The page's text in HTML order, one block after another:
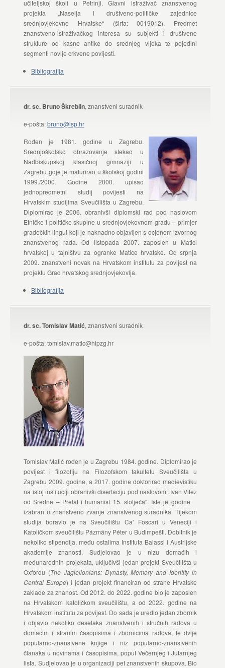
učiteljskoj školi u Petrinji. Glavni istraživač znanstvenog
projekta „Naselja i društveno-političke zajednice
srednjovjekovne Hrvatske“ (širfa: 0019012). Predmet
znanstveno-istraživačkog interesa su subjekti i društvene
strukture od kasne antike do srednjeg vijeka te pojedini
segmenti novije crkvene povijesti.
Bibliografija
dr. sc. Bruno Škreblin, znanstveni suradnik
e-pošta:bruno@isp.hr
Rođen je 1981. godine u Zagrebu.
Srednjoškolsko obrazovanje stekao u
Nadbiskupskoj klasičnoj gimnaziji u
Zagrebu gdje je maturirao u školskoj godini
1999./2000. Godine 2000. upisao
jednopredmetni studij povijesti na
Hrvatskim studijima Sveučilišta u Zagrebu.
Diplomirao je 2006. obranivši diplomski rad pod naslovom
Etničke i političke skupine u srednjovjekovnom gradu – primjer
gradečkih lingui koji je naknadno objavljen s ocjenom izvornog
znanstvenog rada. Od listopada 2007. zaposlen u Matici
hrvatskoj u tajništvu za ogranke Matice hrvatske. Od srpnja
2009. znanstveni novak na Hrvatskom institutu za povijest na
projektu Grad hrvatskog srednjovjekovlja.
Bibliografija
dr. sc. Tomislav Matić, znanstveni suradnik
e-pošta: tomislav.matic@hipzg.hr
Tomislav Matić rođen je u Zagrebu 1984. godine. Diplomirao je
povijest i filozofiju na Filozofskom fakultetu Sveučilišta u
Zagrebu 2009. godine, a 2017. godine doktorirao medievistiku
na istoj instituciji obranivši disertaciju pod naslovom „Ivan Vitez
od Sredne – Prelat i humanist 15. stoljeća“. Iste je godine
izabran u znanstveno zvanje znanstvenog suradnika. Tijekom
studija boravio je na Sveučilištu Ca’ Foscari u Veneciji i
Katoličkom sveučilištu Pázmány Péter u Budimpešti. Dobitnik je
nekoliko stipendija, među ostalima Instituta Balassi i Austrijske
akademije znanosti. Sudjelovao je u nizu domaćih i
međunarodnih projekata, uključivši jedan projekt Sveučilišta u
Oxfordu (The Jagiellonians: Dynasty, Memory and Identity in
Central Europe) i jedan projekt financiran od strane Hrvatske
zaklade za znanost. Od 2012. do 2022. godine bio je zaposlen
na Hrvatskom katoličkom sveučilištu, a od 2022. godine na
Hrvatskom institutu za povijest. Do sada je uredio jedan zbornik
i objavio nekoliko desetaka znanstvenih i stručnih radova u
domaćim i stranim časopisima i zbornicima radova, te dvije
popularno-znanstvene knjige i niz popularno-znanstvenih
članaka u novinama i časopisima, poput Večernjeg i Jutarnjeg
lista. Sudjelovao je u organizaciji pet znanstvenih skupova. Bio